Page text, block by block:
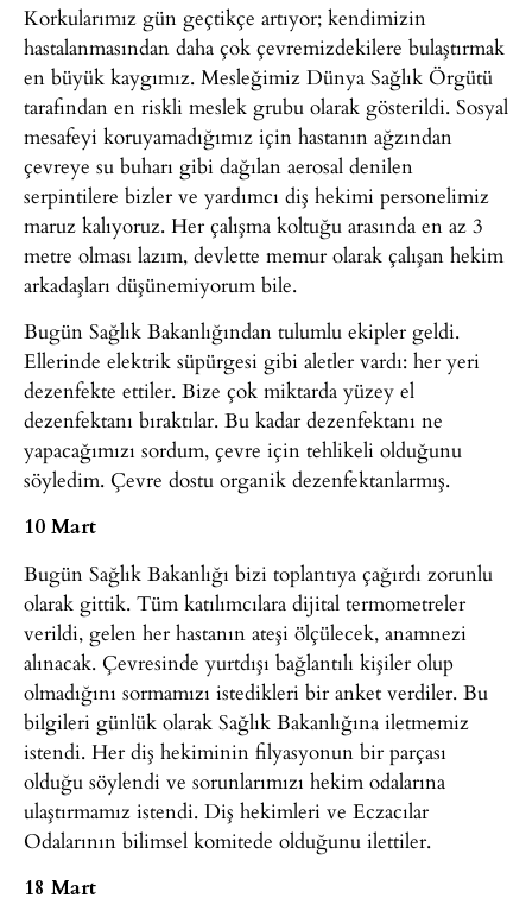
Korkularımız gün geçtikçe artıyor; kendimizin
hastalanmasından daha çok çevremizdekilere bulaştırmak
en büyük kaygımız. Mesleğimiz Dünya Sağlık Örgütü
tarafından en riskli meslek grubu olarak gösterildi. Sosyal
mesafeyi koruyamadığımız için hastanın ağzından
çevreye su buharı gibi dağılan aerosal denilen
serpintilere bizler ve yardımcı diş hekimi personelimiz
maruz kalıyoruz. Her çalışma koltuğu arasında en az 3
metre olması lazım, devlette memur olarak çalışan hekim
arkadaşları düşünemiyorum bile.
Bugün Sağlık Bakanlığından tulumlu ekipler geldi.
Ellerinde elektrik süpürgesi gibi aletler vardı: her yeri
dezenfekte ettiler. Bize çok miktarda yüzey el
dezenfektanı bıraktılar. Bu kadar dezenfektanı ne
yapacağımızı sordum, çevre için tehlikeli olduğunu
söyledim. Çevre dostu organik dezenfektanlarmış.
10 Mart
Bugün Sağlık Bakanlığı bizi toplantıya çağırdı zorunlu
olarak gittik. Tüm katılımcılara dijital termometreler
verildi, gelen her hastanın ateşi ölçülecek, anamnezi
alınacak. Çevresinde yurtdışı bağlantılı kişiler olup
olmadığını sormamızı istedikleri bir anket verdiler. Bu
bilgileri günlük olarak Sağlık Bakanlığına iletmemiz
istendi. Her diş hekiminin filyasyonun bir parçası
olduğu söylendi ve sorunlarımızı hekim odalarına
ulaştırmamız istendi. Diş hekimleri ve Eczacılar
Odalarının bilimsel komitede olduğunu ilettiler.
18 Mart